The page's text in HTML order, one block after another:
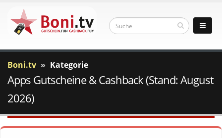
Boni.tv Kategorie
Apps Gutscheine & Cashback (Stand: August
2026)